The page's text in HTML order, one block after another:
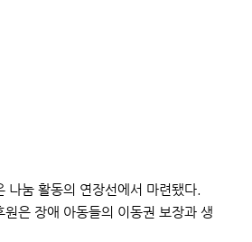
눔 활동의 연장선에서 마련됐다.
은 장애 아동들의 이동권 보장과 생